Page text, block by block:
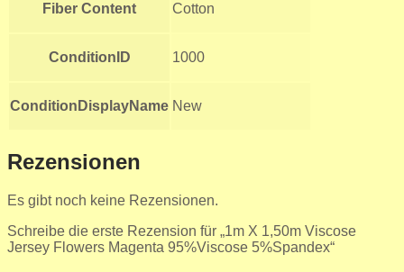
Fiber Content Cotton
ConditionID 1000
ConditionDisplayName New
Rezensionen
Es gibt noch keine Rezensionen.
Schreibe die erste Rezension für „1m X 1,50m Viscose
Jersey Flowers Magenta 95%Viscose 5%Spandex“